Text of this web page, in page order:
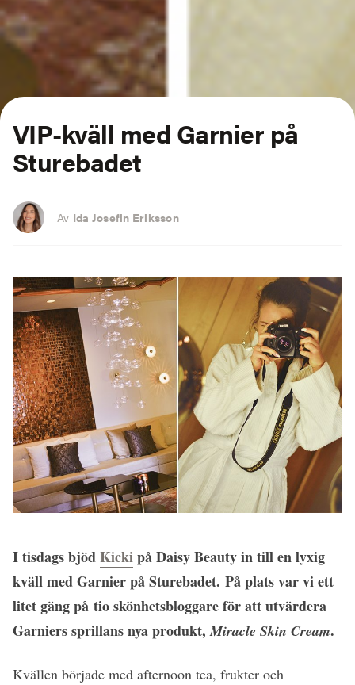
VIP-kväll med Garnier på
Sturebadet
Av Ida Josefin Eriksson
I tisdags bjödKickipå Daisy Beauty in till en lyxig
kväll med Garnier på Sturebadet. På plats var vi ett
litet gäng på tio skönhetsbloggare för att utvärdera
Garniers sprillans nya produkt, Miracle Skin Cream.
Kvällen började med afternoon tea, frukter och